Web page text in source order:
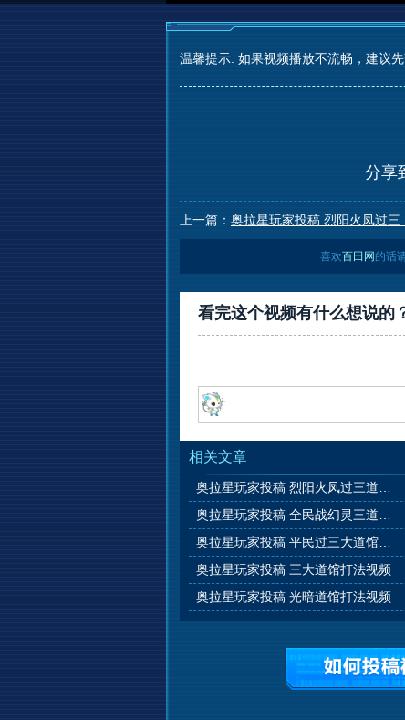
温馨提示: 如果视频播放不流畅，建议
分享
上一篇： 奥拉星玩家投稿 烈阳火凤过三..
喜欢百田网 的话
看完这个视频有什么想说的
相关文章
奥拉星玩家投稿 三大道馆打法视频
奥拉星玩家投稿 光暗道馆打法视频